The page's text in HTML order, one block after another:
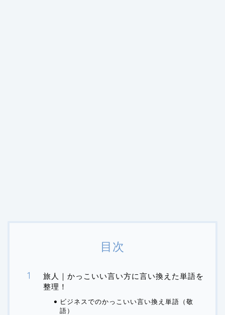
目次
旅人｜かっこいい言い方に言い換えた単語を
整理！
ビジネスでのかっこいい言い換え単語（敬
語）